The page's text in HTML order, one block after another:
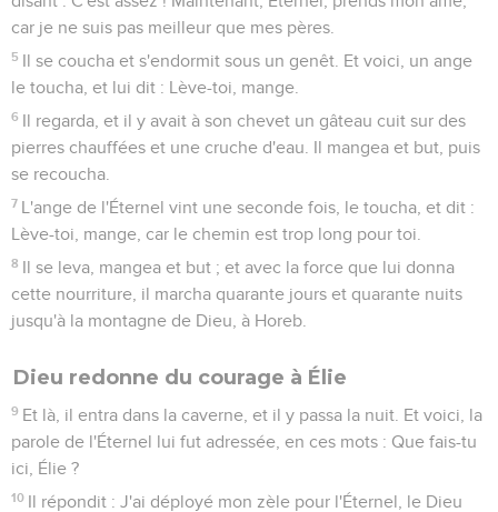
car je ne suis pas meilleur que mes pères.
5 Il se coucha et s'endormit sous un genêt. Et voici, un ange
le toucha, et lui dit : Lève-toi, mange.
6 Il regarda, et il y avait à son chevet un gâteau cuit sur des
pierres chauffées et une cruche d'eau. Il mangea et but, puis
se recoucha.
7 L'ange de l'Éternel vint une seconde fois, le toucha, et dit :
Lève-toi, mange, car le chemin est trop long pour toi.
8 Il se leva, mangea et but ; et avec la force que lui donna
cette nourriture, il marcha quarante jours et quarante nuits
jusqu'à la montagne de Dieu, à Horeb.
Dieu redonne du courage à Élie
9 Et là, il entra dans la caverne, et il y passa la nuit. Et voici, la
parole de l'Éternel lui fut adressée, en ces mots : Que fais-tu
ici, Élie ?
10 Il répondit : J'ai déployé mon zèle pour l'Éternel, le Dieu